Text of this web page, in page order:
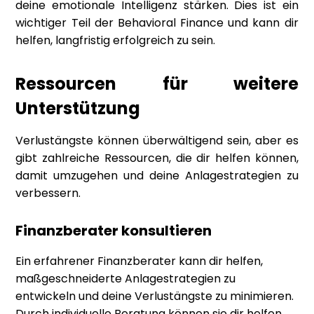
deine emotionale Intelligenz stärken. Dies ist ein
wichtiger Teil der Behavioral Finance und kann dir
helfen, langfristig erfolgreich zu sein.
Ressourcen für weitere
Unterstützung
Verlustängste können überwältigend sein, aber es
gibt zahlreiche Ressourcen, die dir helfen können,
damit umzugehen und deine Anlagestrategien zu
verbessern.
Finanzberater konsultieren
Ein erfahrener Finanzberater kann dir helfen,
maßgeschneiderte Anlagestrategien zu
entwickeln und deine Verlustängste zu minimieren.